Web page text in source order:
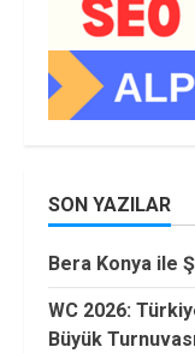
SON YAZILAR
Bera Konya ile
WC 2026:
Büyük